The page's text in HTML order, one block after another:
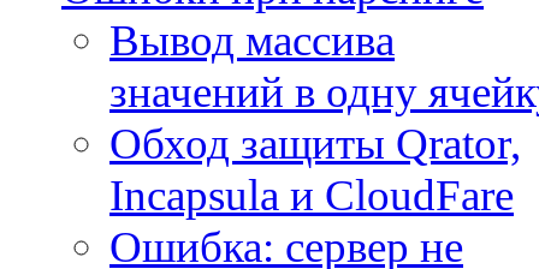
Вывод массива
значений в одну
Обход защиты Qrator,
Incapsula и CloudFare
Ошибка: сервер не